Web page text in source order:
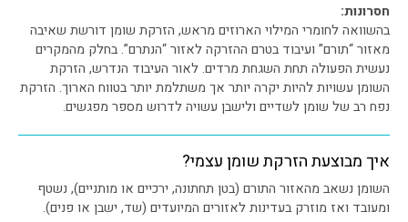
חסרונות:
בהשוואה לחומרי המילוי הארוזים מראש, הזרקת שומן דורשת שאיבה
מאזור “תורם” ועיבוד בטרם ההזרקה לאזור “הנתרם”. בחלק מהמקרים
נעשית הפעולה תחת השגחת מרדים. לאור העיבוד הנדרש, הזרקת
השומן עשויות להיות יקרה יותר אך משתלמת יותר בטווח הארוך. הזרקת
נפח רב של שומן לשדיים ולישבן עשויה לדרוש מספר מפגשים.
איך מבוצעת הזרקת שומן עצמי?
השומן נשאב מהאזור התורם (בטן תחתונה, ירכיים או מותניים), נשטף
ומעובד ואז מוזרק בעדינות לאזורים המיועדים (שד, ישבן או פנים).